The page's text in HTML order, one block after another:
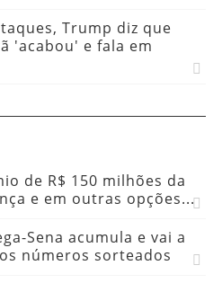
Trump diz que
'acabou' e fala em
de R$ 150 milhões da
e em outras opções...
Sena acumula e vai a
números sorteados